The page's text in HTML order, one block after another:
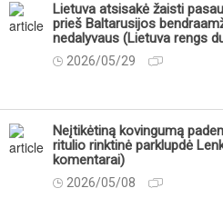
Lietuva atsisakė žaisti
prieš Baltarusijos
nedalyvaus (Lietuva rengs
2026/05/29
Neįtikėtiną kovingumą
ritulio rinktinė parklupdė
komentarai)
2026/05/08